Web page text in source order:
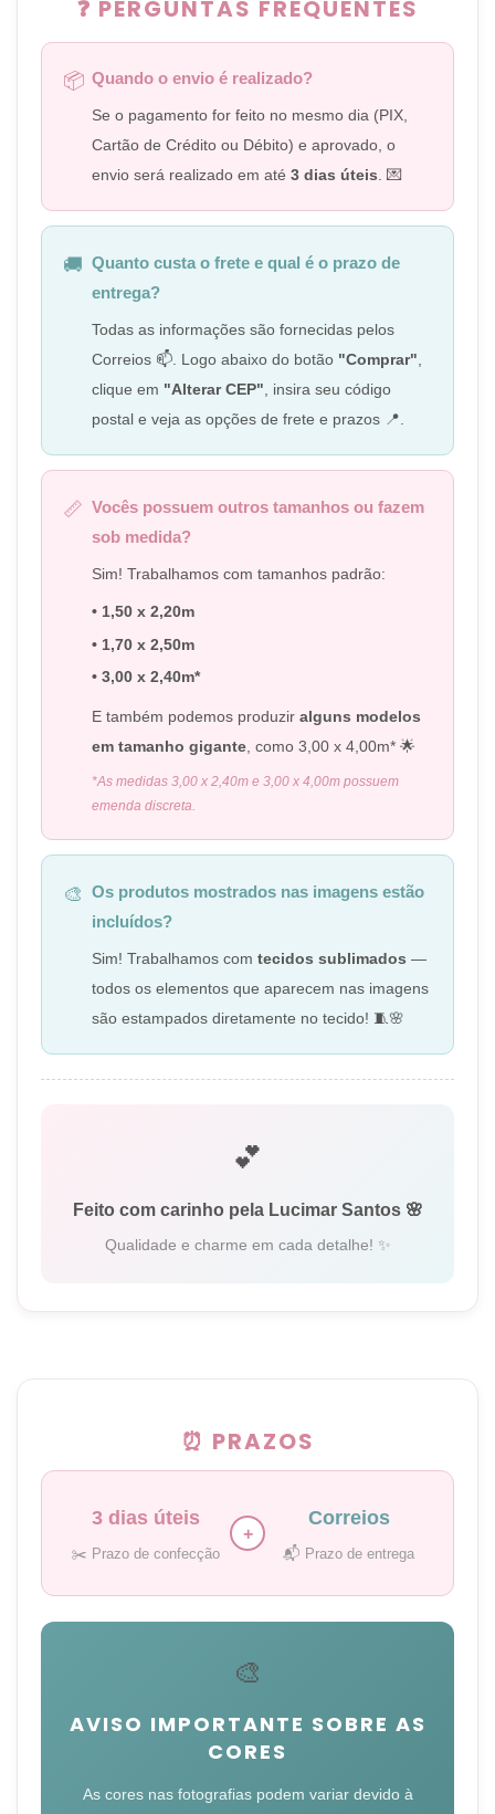
❓ PERGUNTAS FREQUENTES
📦 Quando o envio é realizado?
Se o pagamento for feito no mesmo dia (PIX,
Cartão de Crédito ou Débito) e aprovado, o
envio será realizado em até 3 dias úteis. 💌
🚚 Quanto custa o frete e qual é o prazo de
entrega?
Todas as informações são fornecidas pelos
Correios 📫. Logo abaixo do botão "Comprar"
clique em "Alterar CEP" , insira seu código
postal e veja as opções de frete e prazos 📍.
📏 Vocês possuem outros tamanhos ou fazem
sob medida?
Sim! Trabalhamos com tamanhos padrão:
• 1,50 x 2,20m
• 1,70 x 2,50m
• 3,00 x 2,40m*
E também podemos produzir alguns modelos
em tamanho gigante, como 3,00 x 4,00m* 🌟
*As medidas 3,00 x 2,40m e 3,00 x 4,00m possuem
emenda discreta.
🎨 Os produtos mostrados nas imagens estão
incluídos?
Sim! Trabalhamos com tecidos sublimados —
todos os elementos que aparecem nas imagens
são estampados diretamente no tecido! 🧵🌸
💕
Feito com carinho pela Lucimar Santos 🌸
Qualidade e charme em cada detalhe! ✨
⏰ PRAZOS
3 dias úteis
✂️ Prazo de confecção
+
Correios
📬 Prazo de entrega
🎨
AVISO IMPORTANTE SOBRE AS
CORES
As cores nas fotografias podem variar devido à